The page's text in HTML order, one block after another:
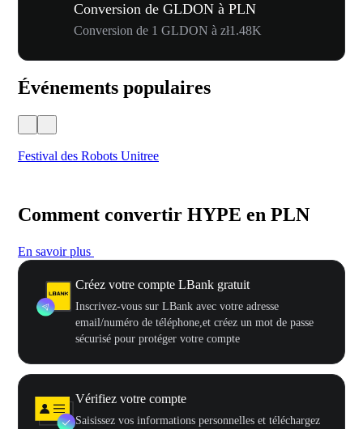
Conversion de GLDON à PLN
Conversion de 1 GLDON à zł1.48K
Événements populaires
Festival des Robots Unitree
Comment convertir HYPE en PLN
En savoir plus
Créez votre compte LBank gratuit
Inscrivez-vous sur LBank avec votre adresse
email/numéro de téléphone,et créez un mot de passe
sécurisé pour protéger votre compte
Vérifiez votre compte
Saisissez vos informations personnelles et téléchargez